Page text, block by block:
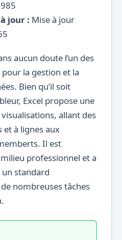
jour : Mise à jour
aucun doute l’un des
la gestion et la
Bien qu’il soit
Excel propose une
allant des
et à lignes aux
Il est
professionnel et a
un standard
nombreuses tâches